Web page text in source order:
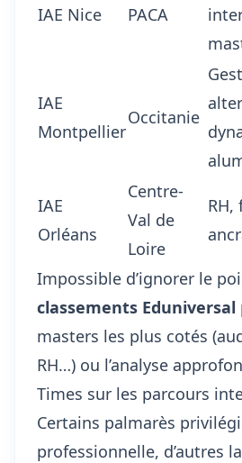
IAE Nice PACA
IAE
Montpellier
Occitanie
IAE
Orléans
Centre-
Val de
Loire
RH,
Impossible d’ignorer le
classements Eduniversal
masters les plus cotés
RH…) ou l’analyse
Times sur les parcours
Certains palmarès
professionnelle, d’autres